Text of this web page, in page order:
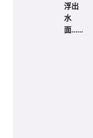
浮出
水
面......